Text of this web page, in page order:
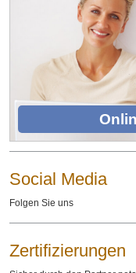
Social Media
Folgen Sie uns
Zertifizierungen